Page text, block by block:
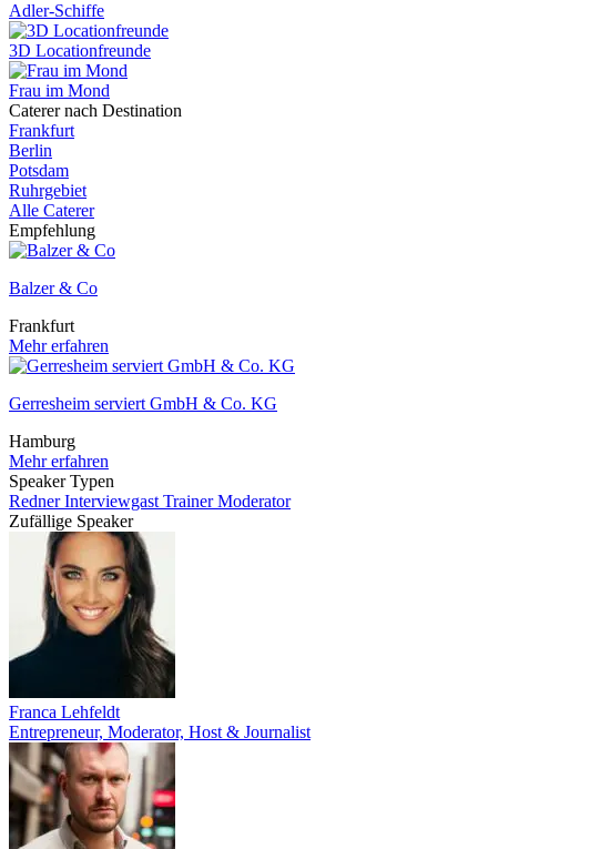
Adler-Schiffe
3D Locationfreunde
Frau im Mond
Caterer nach Destination
Frankfurt
Berlin
Potsdam
Ruhrgebiet
Alle Caterer
Empfehlung
Balzer & Co
Frankfurt
Mehr erfahren
Gerresheim serviert GmbH & Co. KG
Hamburg
Mehr erfahren
Speaker Typen
RednerInterviewgast TrainerModerator
Zufällige Speaker
Franca Lehfeldt
Entrepreneur, Moderator, Host & Journalist